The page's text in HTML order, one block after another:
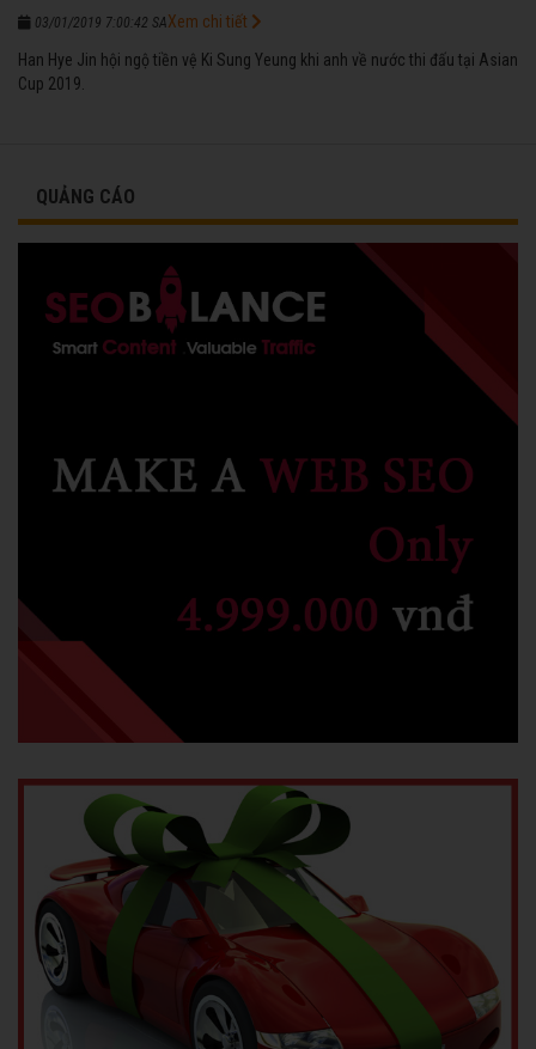
03/01/2019 7:00:42 SA
Han Hye Jin hội ngộ tiền vệ Ki Sung Yeung khi anh về nước thi đấu tại Asian
Cup 2019.
Xem chi tiết
QUẢNG CÁO